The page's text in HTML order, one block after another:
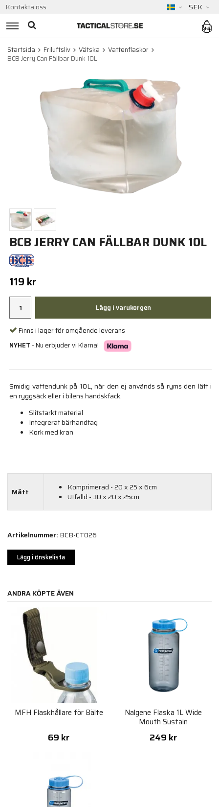
Kontakta oss SEK
Startsida Friluftsliv Vätska
Vattenflaskor
BCB Jerry Can Fällbar Dunk 10L
BCB JERRY CAN FÄLLBAR DUNK 10L
119 kr
Lägg i varukorgen
Finns i lager för omgående leverans
NYHET - Nu erbjuder vi Klarna!
Smidig vattendunk på 10L, när den ej används så ryms den lätt i
en ryggsäck eller i bilens handskfack.
Slitstarkt material
Integrerat bärhandtag
Kork med kran
Mått
Komprimerad - 20 x 25 x 6cm
Utfälld - 30 x 20 x 25cm
Artikelnummer: BCB-CT026
Lägg i önskelista
ANDRA KÖPTE ÄVEN
MFH Flaskhållare för Bälte
69 kr
Nalgene Flaska 1L Wide
Mouth Sustain
249 kr